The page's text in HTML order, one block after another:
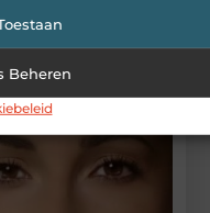
Beheren